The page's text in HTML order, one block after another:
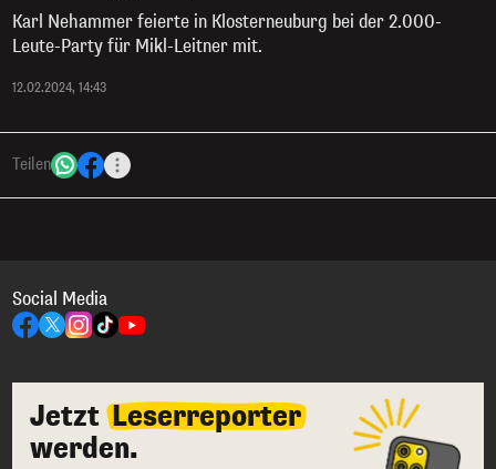
Karl Nehammer feierte in Klosterneuburg bei der 2.000-
Leute-Party für Mikl-Leitner mit.
12.02.2024, 14:43
Teilen
Social Media
Jetzt Leserreporter
werden.